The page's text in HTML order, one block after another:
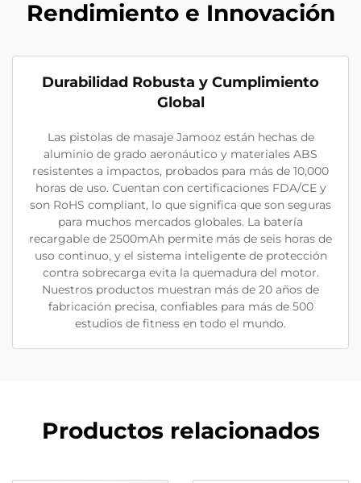
Rendimiento e Innovación
Durabilidad Robusta y Cumplimiento
Global
Las pistolas de masaje Jamooz están hechas de
aluminio de grado aeronáutico y materiales ABS
resistentes a impactos, probados para más de 10,000
horas de uso. Cuentan con certificaciones FDA/CE y
son RoHS compliant, lo que significa que son seguras
para muchos mercados globales. La batería
recargable de 2500mAh permite más de seis horas de
uso continuo, y el sistema inteligente de protección
contra sobrecarga evita la quemadura del motor.
Nuestros productos muestran más de 20 años de
fabricación precisa, confiables para más de 500
estudios de fitness en todo el mundo.
Productos relacionados